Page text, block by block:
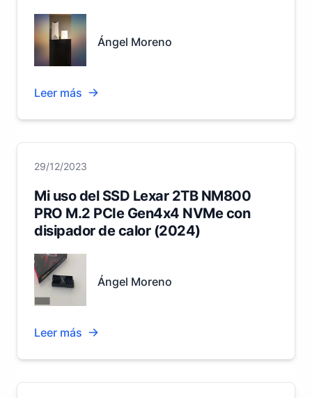
Ángel Moreno
Leer más
29/12/2023
Mi uso del SSD Lexar 2TB NM800
PRO M.2 PCIe Gen4x4 NVMe con
disipador de calor (2024)
Ángel Moreno
Leer más